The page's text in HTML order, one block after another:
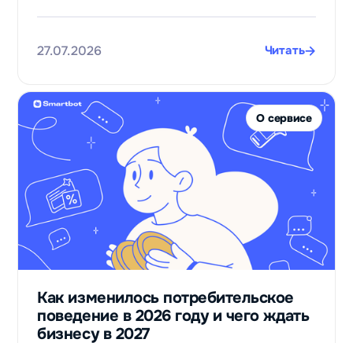
27.07.2026 Читать
О сервисе
Как изменилось потребительское
поведение в 2026 году и чего ждать
бизнесу в 2027